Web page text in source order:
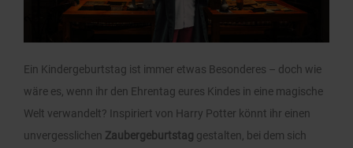
Ein Kindergeburtstag ist immer etwas Besonderes – doch wie
wäre es, wenn ihr den Ehrentag eures Kindes in eine magische
Welt verwandelt? Inspiriert von Harry Potter könnt ihr einen
unvergesslichen Zaubergeburtstag gestalten, bei dem sich